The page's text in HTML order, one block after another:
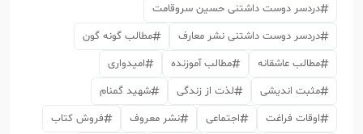
دردسر دوست داشتنی حسین سروقامت
دردسر دوست داشتنی نشر معارف
مطالب گونه گون
مطالب عاشقانه
مطالب آموزنده
امیدواری
مثبت اندیشی
لذت از زندگی
شهید گمنام
اوقات فراغت
اجتماعی نشر معروف
فروش کتاب